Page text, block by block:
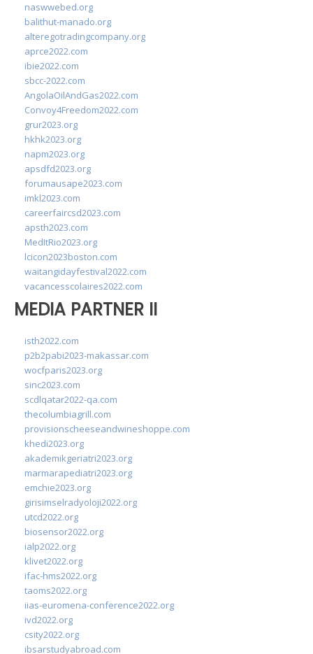
naswwebed.org
balithut-manado.org
alteregotradingcompany.org
aprce2022.com
ibie2022.com
sbcc-2022.com
AngolaOilAndGas2022.com
Convoy4Freedom2022.com
grur2023.org
hkhk2023.org
napm2023.org
apsdfd2023.org
forumausape2023.com
imkl2023.com
careerfaircsd2023.com
apsth2023.com
MedItRio2023.org
lcicon2023boston.com
waitangidayfestival2022.com
vacancesscolaires2022.com
MEDIA PARTNER II
isth2022.com
p2b2pabi2023-makassar.com
wocfparis2023.org
sinc2023.com
scdlqatar2022-qa.com
thecolumbiagrill.com
provisionscheeseandwineshoppe.com
khedi2023.org
akademikgeriatri2023.org
marmarapediatri2023.org
emchie2023.org
girisimselradyoloji2022.org
utcd2022.org
biosensor2022.org
ialp2022.org
klivet2022.org
ifac-hms2022.org
taoms2022.org
iias-euromena-conference2022.org
ivd2022.org
csity2022.org
ibsarstudyabroad.com